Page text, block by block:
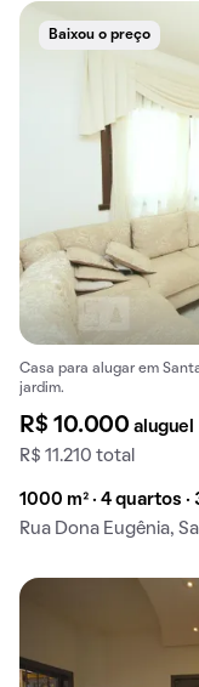
Baixou o preço
Casa para alugar em
jardim.
R$ 10.000aluguel
R$ 11.210 total
1000 m² · 4 quartos ·
Rua Dona Eugênia,